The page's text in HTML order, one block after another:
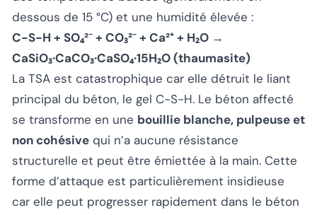
dessous de 15 °C) et une humidité élevée :
C-S-H + SO₄²⁻ + CO₃²⁻ + Ca²⁺ + H₂O →
CaSiO₃·CaCO₃·CaSO₄·15H₂O (thaumasite)
La TSA est catastrophique car elle détruit le liant
principal du béton, le gel C-S-H. Le béton affecté
se transforme en une bouillie blanche, pulpeuse et
non cohésive qui n’a aucune résistance
structurelle et peut être émiettée à la main. Cette
forme d’attaque est particulièrement insidieuse
car elle peut progresser rapidement dans le béton